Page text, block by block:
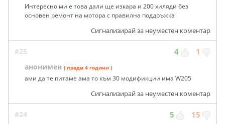
Интересно ми е това дали ще изкара и 200 хиляди без
основен ремонт на мотора с правилна поддръжка
Сигнализирай за неуместен коментар
#25 4 1
анонимен ( преди 4 години )
ами да те питаме ама то към 30 модификции има W205
Сигнализирай за неуместен коментар
#24 5 15